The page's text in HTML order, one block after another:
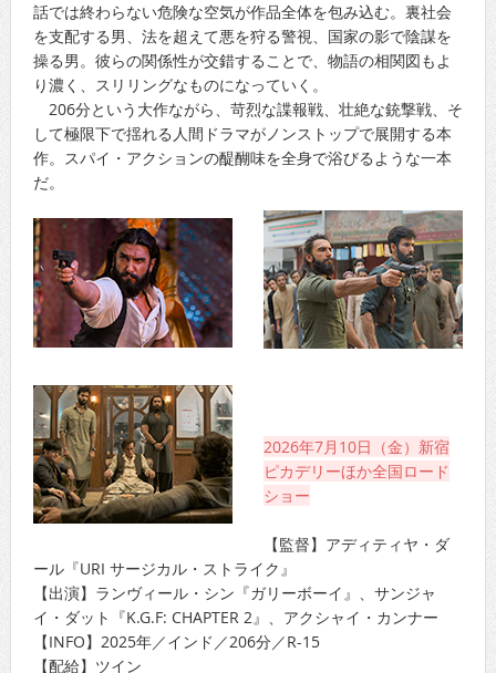
話では終わらない危険な空気が作品全体を包み込む。裏社会
を支配する男、法を超えて悪を狩る警視、国家の影で陰謀を
操る男。彼らの関係性が交錯することで、物語の相関図もよ
り濃く、スリリングなものになっていく。
206分という大作ながら、苛烈な諜報戦、壮絶な銃撃戦、そ
して極限下で揺れる人間ドラマがノンストップで展開する本
作。スパイ・アクションの醍醐味を全身で浴びるような一本
だ。
2026年7月10日（金）新宿
ピカデリーほか全国ロード
ショー
【監督】アディティヤ・ダ
ール『URI サージカル・ストライク』
【出演】ランヴィール・シン『ガリーボーイ』、サンジャ
イ・ダット『K.G.F: CHAPTER 2』、アクシャイ・カンナー
【INFO】2025年／インド／206分／R-15
【配給】ツイン